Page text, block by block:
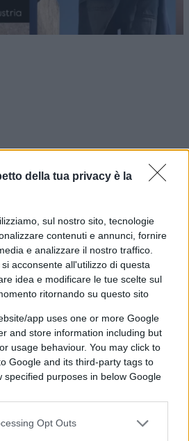
della tua privacy è la
sul nostro sito, tecnologie
contenuti e annunci, fornire
e analizzare il nostro traffico.
acconsente all'utilizzo di questa
idea e modificare le tue scelte sul
ritornando su questo sito
app uses one or more Google
and store information including but
usage behaviour. You may click to
Google and its third-party tags to
specified purposes in below Google
Opt Outs
visita scolastica al
, l’ex campo di
in Austria. Secondo
diffuse sui social,
indossato magliette con
durante la visita al sito.
anche il ritratto
uccise 38 persone, tra cui